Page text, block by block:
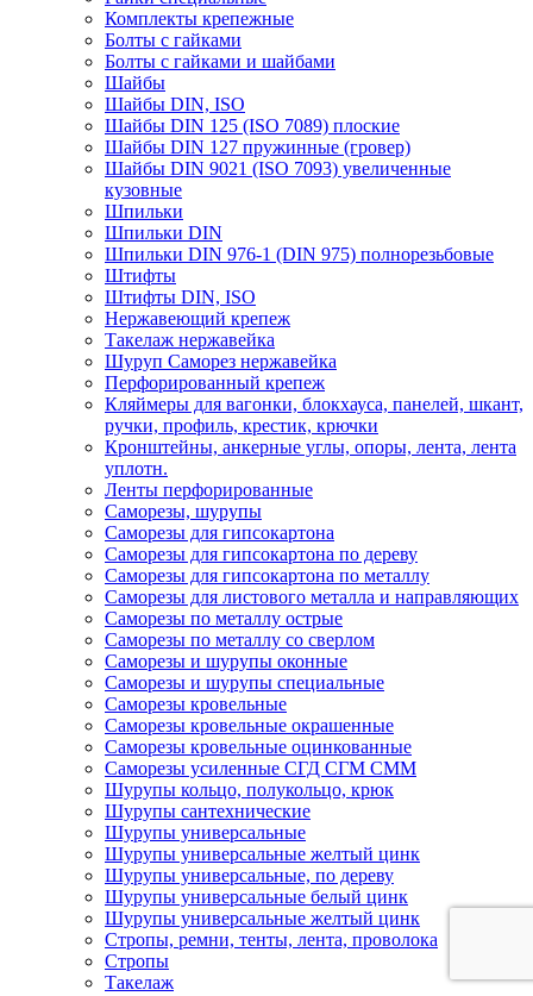
Комплекты крепежные
Болты с гайками
Болты с гайками и шайбами
Шайбы
Шайбы DIN, ISO
Шайбы DIN 125 (ISO 7089) плоские
Шайбы DIN 127 пружинные (гровер)
Шайбы DIN 9021 (ISO 7093) увеличенные
кузовные
Шпильки
Шпильки DIN
Шпильки DIN 976-1 (DIN 975) полнорезьбовые
Штифты
Штифты DIN, ISO
Нержавеющий крепеж
Такелаж нержавейка
Шуруп Саморез нержавейка
Перфорированный крепеж
Кляймеры для вагонки, блокхауса, панелей, шкант,
ручки, профиль, крестик, крючки
Кронштейны, анкерные углы, опоры, лента, лента
уплотн.
Ленты перфорированные
Саморезы, шурупы
Саморезы для гипсокартона
Саморезы для гипсокартона по дереву
Саморезы для гипсокартона по металлу
Саморезы для листового металла и направляющих
Саморезы по металлу острые
Саморезы по металлу со сверлом
Саморезы и шурупы оконные
Саморезы и шурупы специальные
Саморезы кровельные
Саморезы кровельные окрашенные
Саморезы кровельные оцинкованные
Саморезы усиленные СГД СГМ СММ
Шурупы кольцо, полукольцо, крюк
Шурупы сантехнические
Шурупы универсальные
Шурупы универсальные желтый цинк
Шурупы универсальные, по дереву
Шурупы универсальные белый цинк
Шурупы универсальные желтый цинк
Стропы, ремни, тенты, лента, проволока
Стропы
Такелаж